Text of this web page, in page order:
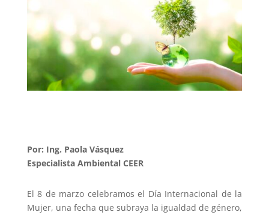
Por: Ing. Paola Vásquez
Especialista Ambiental CEER
El 8 de marzo celebramos el Día Internacional de la
Mujer, una fecha que subraya la igualdad de género,